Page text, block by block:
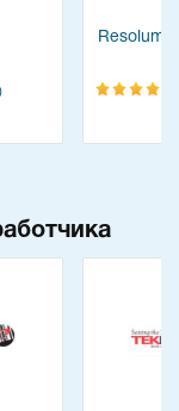
Resolume